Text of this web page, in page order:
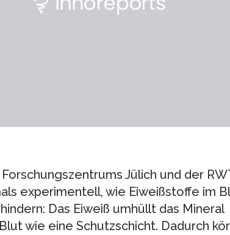
Jülich und der
experimentell, wie Eiweißstoffe im
Das Eiweiß umhüllt das Mineral
wie eine Schutzschicht. Dadurch